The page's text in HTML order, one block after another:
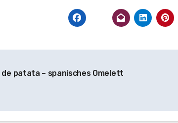
patata – spanisches Omelett